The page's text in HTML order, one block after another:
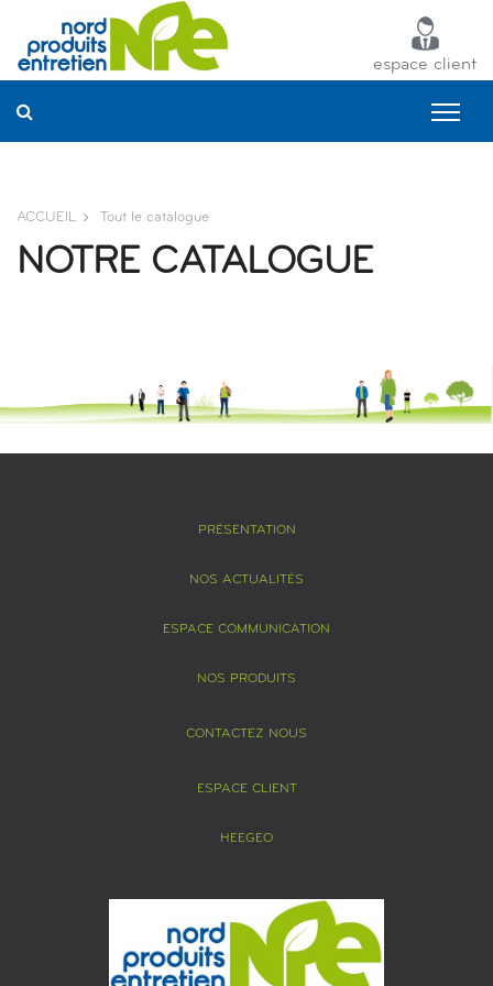
espace client
ACCUEIL Tout le catalogue
NOTRE CATALOGUE
PRÉSENTATION
NOS ACTUALITÉS
ESPACE COMMUNICATION
NOS PRODUITS
CONTACTEZ NOUS
ESPACE CLIENT
HEEGEO
Panneau de gestion des cookies